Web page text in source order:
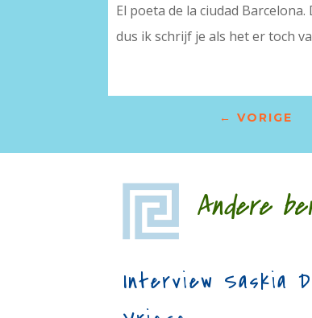
El poeta de la ciudad
dus ik schrijf je als het er toch
← VORIGE
Andere
Interview Saskia